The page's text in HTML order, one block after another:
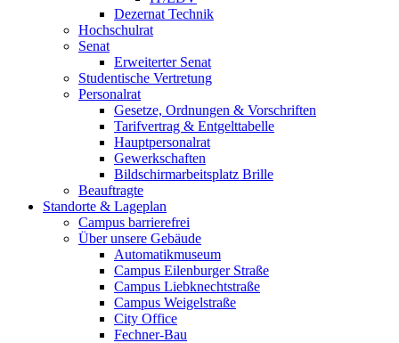
Dezernat Technik
Hochschulrat
Senat
Erweiterter Senat
Studentische Vertretung
Personalrat
Gesetze, Ordnungen & Vorschriften
Tarifvertrag & Entgelttabelle
Hauptpersonalrat
Gewerkschaften
Bildschirmarbeitsplatz Brille
Beauftragte
Standorte & Lageplan
Campus barrierefrei
Über unsere Gebäude
Automatikmuseum
Campus Eilenburger Straße
Campus Liebknechtstraße
Campus Weigelstraße
City Office
Fechner-Bau